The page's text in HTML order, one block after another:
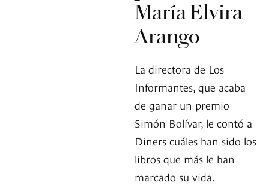
María Elvira
Arango
La directora de Los
Informantes, que acaba
de ganar un premio
Simón Bolívar, le contó a
Diners cuáles han sido los
libros que más le han
marcado su vida.